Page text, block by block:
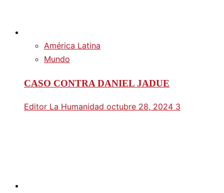
América Latina
Mundo
CASO CONTRA DANIEL JADUE
Editor La Humanidad octubre 28, 2024 3